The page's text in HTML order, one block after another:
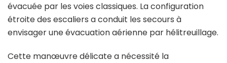
évacuée par les voies classiques. La configuration
étroite des escaliers a conduit les secours à
envisager une évacuation aérienne par hélitreuillage.
Cette manœuvre délicate a nécessité la